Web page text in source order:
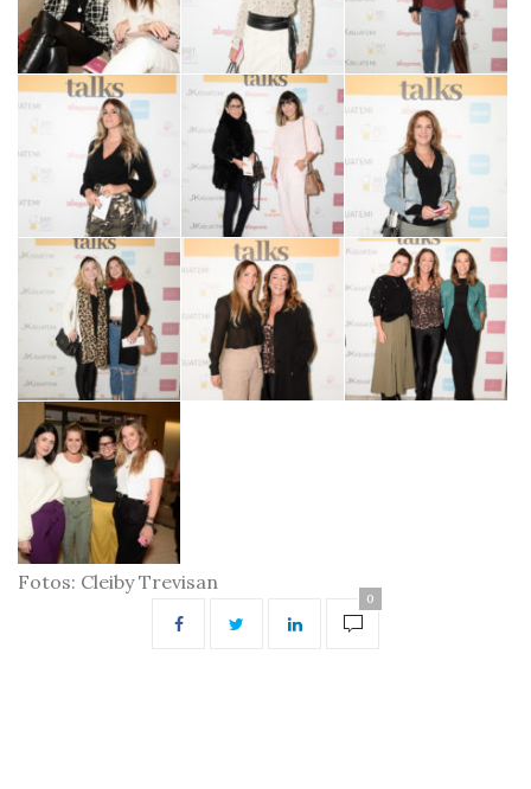
Fotos: Cleiby Trevisan
0